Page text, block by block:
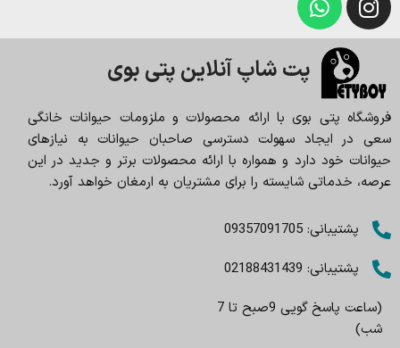
پت شاپ آنلاین پتی بوی
فروشگاه پتی بوی با ارائه محصولات و ملزومات حیوانات خانگی
سعی در ایجاد سهولت دسترسی صاحبان حیوانات به نیازهای
حیوانات خود دارد و همواره با ارائه محصولات برتر و جدید در این
عرصه، خدماتی شایسته را برای مشتریان به ارمغان خواهد آورد.
پشتیبانی: 09357091705
پشتیبانی: 02188431439
(ساعت پاسخ گویی 9صبح تا 7
شب)